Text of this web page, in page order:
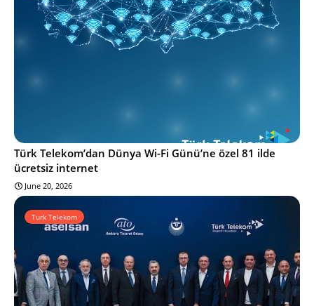
Türk Telekom’dan Dünya Wi-Fi Günü’ne özel 81 ilde
ücretsiz internet
June 20, 2026
Turk Telekom